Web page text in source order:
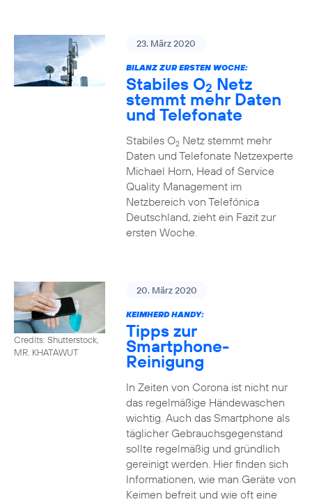
23. März 2020
BILANZ ZUR ERSTEN WOCHE:
Stabiles O2 Netz
stemmt mehr Daten
und Telefonate
Stabiles O2Netz stemmt mehr
Daten und Telefonate Netzexperte
Michael Horn, Head of Service
Quality Management im
Netzbereich von Telefónica
Deutschland, zieht ein Fazit zur
ersten Woche.
Credits: Shutterstock,
MR. KHATAWUT
20. März 2020
KEIMHERD HANDY:
Tipps zur
Smartphone-
Reinigung
In Zeiten von Corona ist nicht nur
das regelmäßige Händewaschen
wichtig. Auch das Smartphone als
täglicher Gebrauchsgegenstand
sollte regelmäßig und gründlich
gereinigt werden. Hier finden sich
Informationen, wie man Geräte von
Keimen befreit und wie oft eine